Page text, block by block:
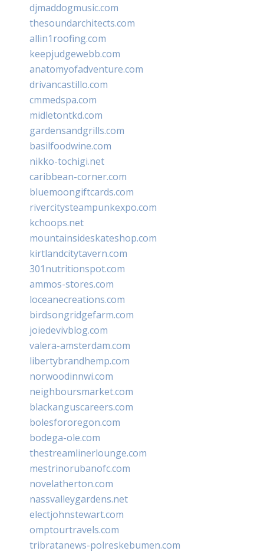
djmaddogmusic.com
thesoundarchitects.com
allin1roofing.com
keepjudgewebb.com
anatomyofadventure.com
drivancastillo.com
cmmedspa.com
midletontkd.com
gardensandgrills.com
basilfoodwine.com
nikko-tochigi.net
caribbean-corner.com
bluemoongiftcards.com
rivercitysteampunkexpo.com
kchoops.net
mountainsideskateshop.com
kirtlandcitytavern.com
301nutritionspot.com
ammos-stores.com
loceanecreations.com
birdsongridgefarm.com
joiedevivblog.com
valera-amsterdam.com
libertybrandhemp.com
norwoodinnwi.com
neighboursmarket.com
blackanguscareers.com
bolesfororegon.com
bodega-ole.com
thestreamlinerlounge.com
mestrinorubanofc.com
novelatherton.com
nassvalleygardens.net
electjohnstewart.com
omptourtravels.com
tribratanews-polreskebumen.com